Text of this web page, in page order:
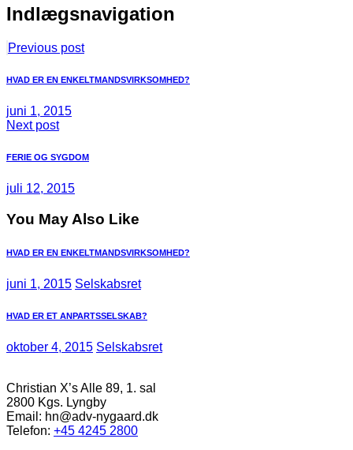
Indlægsnavigation
Previous post
HVAD ER EN ENKELTMANDSVIRKSOMHED?
juni 1, 2015
Next post
FERIE OG SYGDOM
juli 12, 2015
You May Also Like
HVAD ER EN ENKELTMANDSVIRKSOMHED?
juni 1, 2015 Selskabsret
HVAD ER ET ANPARTSSELSKAB?
oktober 4, 2015 Selskabsret
Christian X’s Alle 89, 1. sal
2800 Kgs. Lyngby
Email: hn@adv-nygaard.dk
Telefon: +45 4245 2800